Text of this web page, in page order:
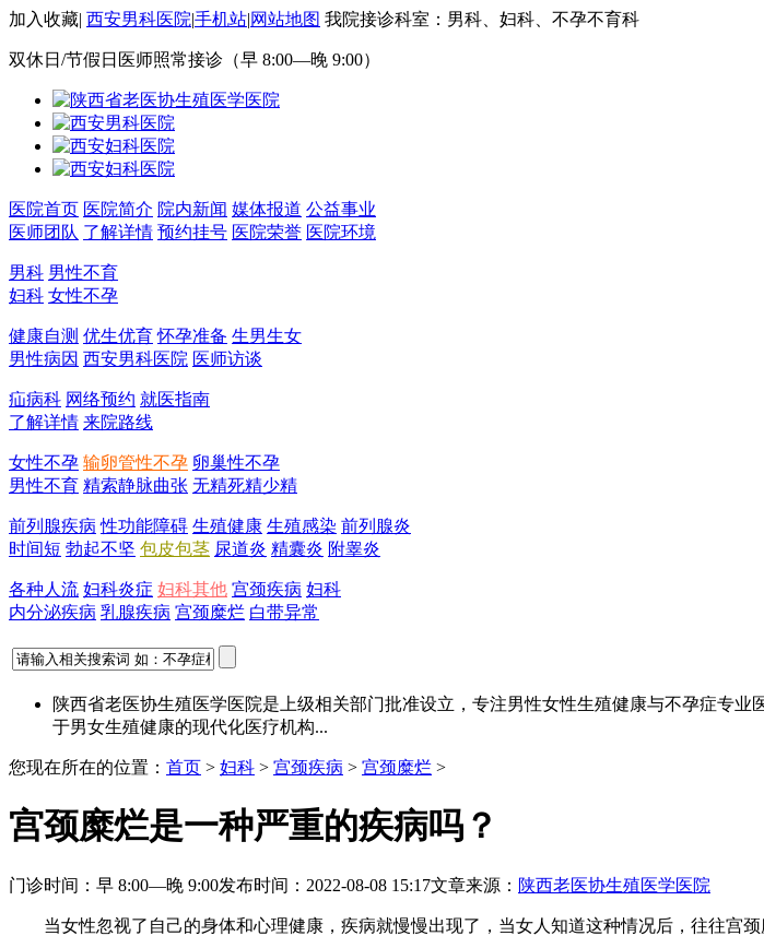
加入收藏| 西安男科医院|手机站|网站地图 我院接诊科室：男科、妇科、不孕不育科
双休日/节假日医师照常接诊（早 8:00—晚 9:00）
医院首页 医院简介 院内新闻 媒体报道 公益事业
医师团队 了解详情 预约挂号 医院荣誉 医院环境
男科 男性不育
妇科 女性不孕
健康自测 优生优育 怀孕准备 生男生女
男性病因 西安男科医院 医师访谈
疝病科 网络预约 就医指南
了解详情 来院路线
女性不孕 输卵管性不孕 卵巢性不孕
男性不育 精索静脉曲张 无精死精少精
前列腺疾病 性功能障碍 生殖健康 生殖感染 前列腺炎
时间短 勃起不坚 包皮包茎 尿道炎 精囊炎 附睾炎
各种人流 妇科炎症 妇科其他 宫颈疾病 妇科
内分泌疾病 乳腺疾病 宫颈糜烂 白带异常
陕西省老医协生殖医学医院是上级相关部门批准设立，专注男性女性生殖健康与不孕症专
于男女生殖健康的现代化医疗机构...
您现在所在的位置： 首页 > 妇科 > 宫颈疾病 > 宫颈糜烂 >
宫颈糜烂是一种严重的疾病吗？
门诊时间：早 8:00—晚 9:00发布时间：2022-08-08 15:17文章来源： 陕西老医协生殖医学医院
当女性忽视了自己的身体和心理健康，疾病就慢慢出现了，当女人知道这种情况后，往往宫